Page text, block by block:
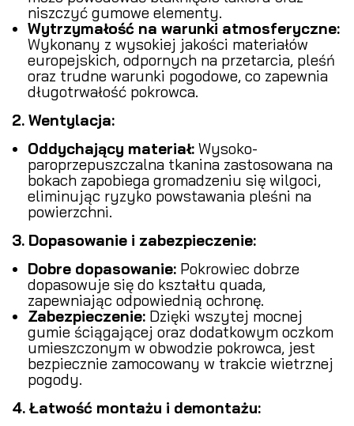
niszczyć gumowe elementy.
Wytrzymałość na warunki atmosferyczne:
Wykonany z wysokiej jakości materiałów
europejskich, odpornych na przetarcia, pleśń
oraz trudne warunki pogodowe, co zapewnia
długotrwałość pokrowca.
2. Wentylacja:
Oddychający materiał: Wysoko-
paroprzepuszczalna tkanina zastosowana na
bokach zapobiega gromadzeniu się wilgoci,
eliminując ryzyko powstawania pleśni na
powierzchni.
3. Dopasowanie i zabezpieczenie:
Dobre dopasowanie: Pokrowiec dobrze
dopasowuje się do kształtu quada,
zapewniając odpowiednią ochronę.
Zabezpieczenie: Dzięki wszytej mocnej
gumie ściągającej oraz dodatkowym oczkom
umieszczonym w obwodzie pokrowca, jest
bezpiecznie zamocowany w trakcie wietrznej
pogody.
4. Łatwość montażu i demontażu: